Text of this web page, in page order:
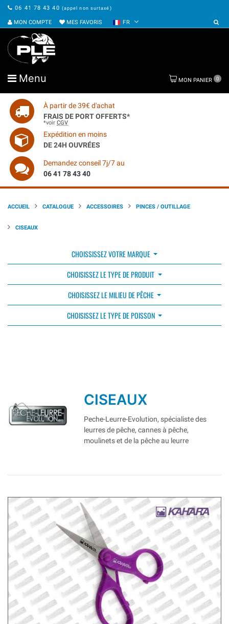
06 41 78 43 40 (appel non surtaxé)
MON COMPTE MES FAVORIS FR
Menu MON PANIER 0
À partir de 39€ d'achat
FRAIS DE PORT OFFERTS*
*voir CGV
Expédition en moins
DE 24H OUVRÉES
Demandez conseil 7j/7 au
06 41 78 43 40
ACCUEIL CATALOGUE ACCESSOIRES PINCES / OUTILLAGE
CISEAUX
CHOISSISSEZ VOTRE MARQUE
CHOISISSEZ LE TYPE DE PRODUIT
CHOISISSEZ LE MILIEU DE PÊCHE
CHOISISSEZ LE TYPE DE POISSON
CISEAUX
Peche-Leurre-Evolution, spécialiste des
leurres de pêche, cannes à pêche,
moulinets et de la pêche au leurre